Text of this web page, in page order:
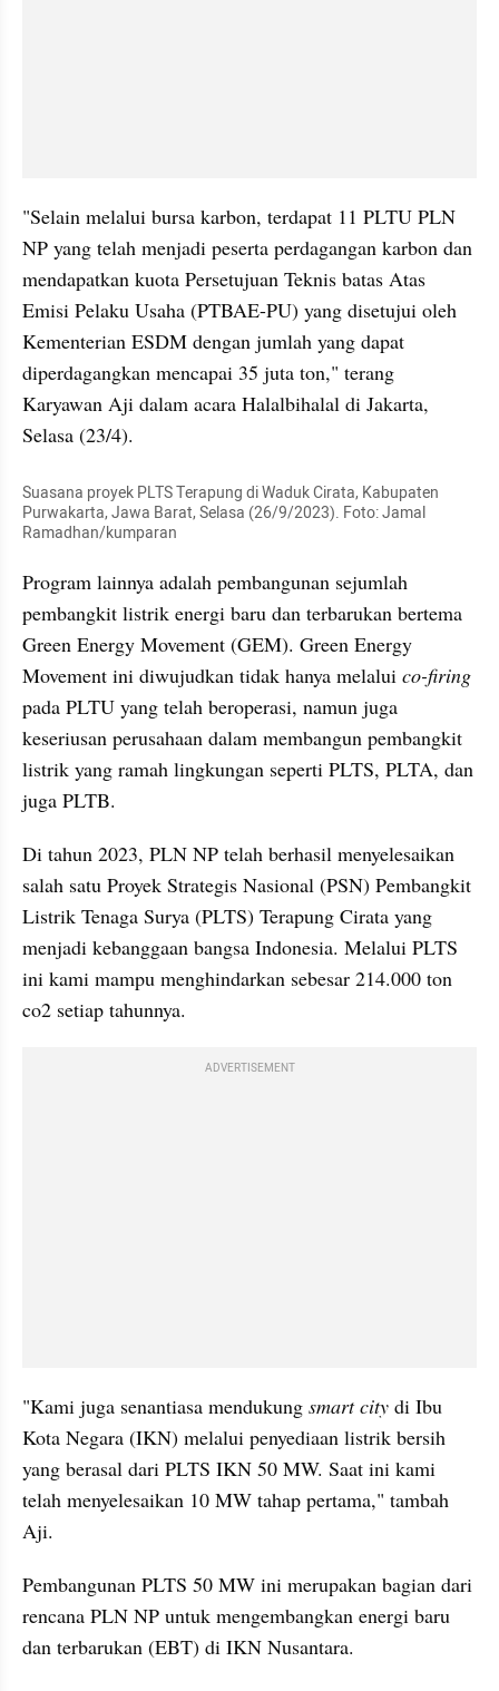
"Selain melalui bursa karbon, terdapat 11 PLTU PLN
NP yang telah menjadi peserta perdagangan karbon dan
mendapatkan kuota Persetujuan Teknis batas Atas
Emisi Pelaku Usaha (PTBAE-PU) yang disetujui oleh
Kementerian ESDM dengan jumlah yang dapat
diperdagangkan mencapai 35 juta ton," terang
Karyawan Aji dalam acara Halalbihalal di Jakarta,
Selasa (23/4).
Suasana proyek PLTS Terapung di Waduk Cirata, Kabupaten
Purwakarta, Jawa Barat, Selasa (26/9/2023). Foto: Jamal
Ramadhan/kumparan
Program lainnya adalah pembangunan sejumlah
pembangkit listrik energi baru dan terbarukan bertema
Green Energy Movement (GEM). Green Energy
Movement ini diwujudkan tidak hanya melalui
pada PLTU yang telah beroperasi, namun juga
keseriusan perusahaan dalam membangun pembangkit
listrik yang ramah lingkungan seperti PLTS, PLTA, dan
juga PLTB.
Di tahun 2023, PLN NP telah berhasil menyelesaikan
salah satu Proyek Strategis Nasional (PSN) Pembangkit
Listrik Tenaga Surya (PLTS) Terapung Cirata yang
menjadi kebanggaan bangsa Indonesia. Melalui PLTS
ini kami mampu menghindarkan sebesar 214.000 ton
co2 setiap tahunnya.
ADVERTISEMENT
"Kami juga senantiasa mendukung smart city di Ibu
Kota Negara (IKN) melalui penyediaan listrik bersih
yang berasal dari PLTS IKN 50 MW. Saat ini kami
telah menyelesaikan 10 MW tahap pertama," tambah
Aji.
Pembangunan PLTS 50 MW ini merupakan bagian dari
rencana PLN NP untuk mengembangkan energi baru
dan terbarukan (EBT) di IKN Nusantara.